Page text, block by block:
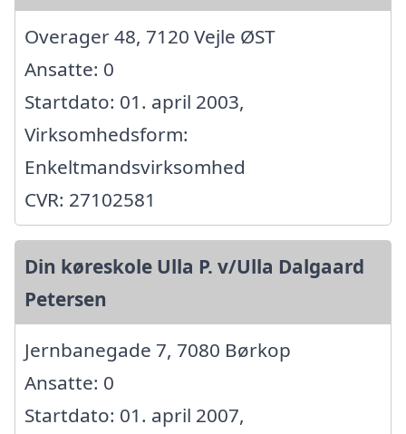
Overager 48, 7120 Vejle ØST
Ansatte: 0
Startdato: 01. april 2003,
Virksomhedsform:
Enkeltmandsvirksomhed
CVR: 27102581
Din køreskole Ulla P. v/Ulla Dalgaard
Petersen
Jernbanegade 7, 7080 Børkop
Ansatte: 0
Startdato: 01. april 2007,